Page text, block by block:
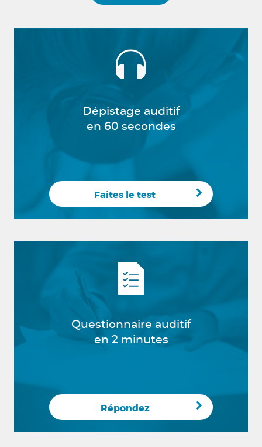
Dépistage auditif
en 60 secondes
Faites le test
Questionnaire auditif
en 2 minutes
Répondez